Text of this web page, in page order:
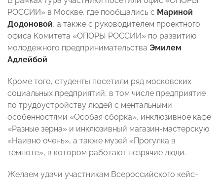
РОССИИ» в Москве, где пообщались с Мариной
Додоновой, а также с руководителем проектного
офиса Комитета «ОПОРЫ РОССИИ» по развитию
молодежного предпринимательства Эмилем
Адлейбой.
Кроме того, студенты посетили ряд московских
социальных предприятий, в том числе предприятие
по трудоустройству людей с ментальными
особенностями «Особая сборка», инклюзивное кафе
«Разные зерна» и инклюзивный магазин-мастерскую
«Наивно очень», а также музей «Прогулка в
темноте», в котором работают незрячие люди.
Желаем удачи участникам Всероссийского кейс-